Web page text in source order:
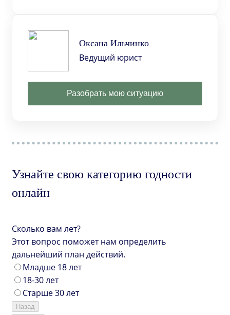
Оксана Ильчинко
Ведущий юрист
Разобрать мою ситуацию
Узнайте свою категорию годности
онлайн
Сколько вам лет?
Этот вопрос поможет нам определить
дальнейший план действий.
Младше 18 лет
18-30 лет
Старше 30 лет
Назад